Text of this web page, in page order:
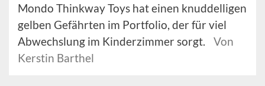
Mondo Thinkway Toys hat einen knuddelligen
gelben Gefährten im Portfolio, der für viel
Abwechslung im Kinderzimmer sorgt.
Von
Kerstin Barthel